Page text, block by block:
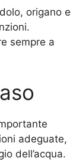
origano e
sempre a
adeguate,
dell’acqua.